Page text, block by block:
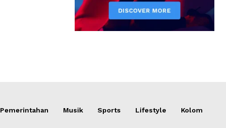
Pemerintahan Musik Sports Lifestyle Kolom